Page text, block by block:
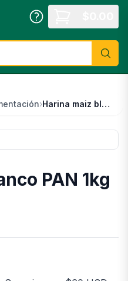
› Harina maiz blanco PAN 1kg
PAN 1kg